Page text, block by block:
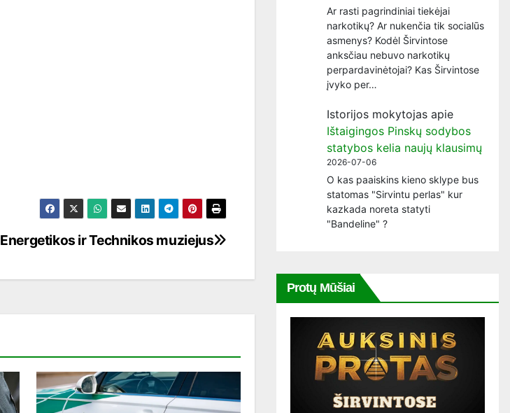
Energetikos ir Technikos muziejus
Ar rasti pagrindiniai tiekėjai
narkotikų? Ar nukenčia tik socialūs
asmenys? Kodėl Širvintose
anksčiau nebuvo narkotikų
perpardavinėtojai? Kas Širvintose
įvyko per…
Istorijos mokytojas apie
Ištaigingos Pinskų sodybos
statybos kelia naujų klausimų
2026-07-06
O kas paaiskins kieno sklype bus
statomas "Sirvintu perlas" kur
kazkada noreta statyti
"Bandeline" ?
Protų Mūšiai